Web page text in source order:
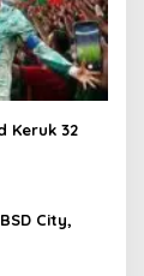
Keruk 32
City,